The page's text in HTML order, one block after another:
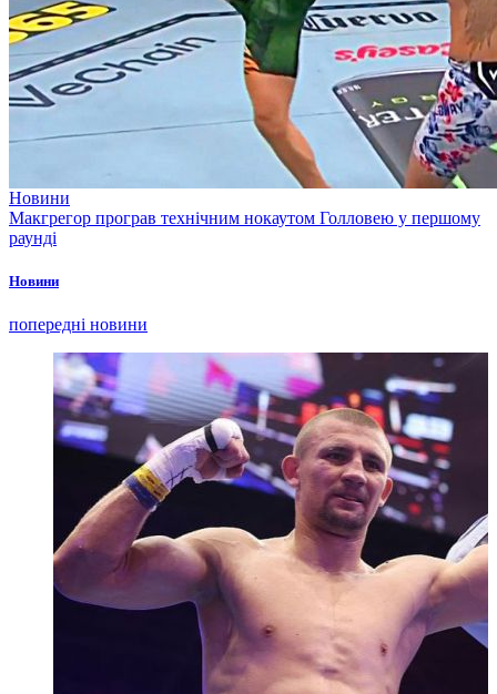
Новини
Макгрегор програв технічним нокаутом Голловею у першому
раунді
Новини
попередні новини